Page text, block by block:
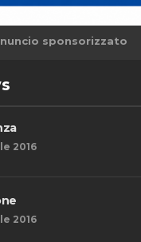
sponsorizzato
2016
2016